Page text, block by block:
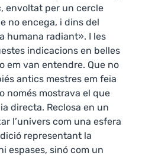
envoltat per un cercle
no encega, i dins del
humana radiant». I les
indicacions en belles
em van entendre. Que no
antics mestres em feia
només mostrava el que
directa. Reclosa en un
l’univers com una esfera
representant la
espases, sinó com un